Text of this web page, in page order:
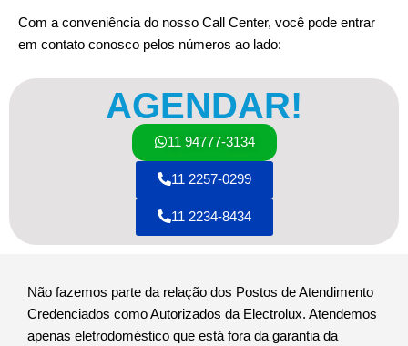
Com a conveniência do nosso Call Center, você pode entrar
em contato conosco pelos números ao lado:
AGENDAR!
11 94777-3134
11 2257-0299
11 2234-8434
Não fazemos parte da relação dos Postos de Atendimento
Credenciados como Autorizados da Electrolux. Atendemos
apenas eletrodoméstico que está fora da garantia da